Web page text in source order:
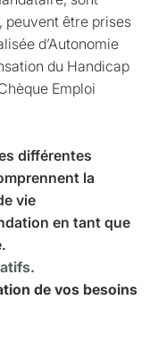
peuvent être prises
d’Autonomie
du Handicap
Emploi
différentes
la
vie
en tant que
de vos besoins